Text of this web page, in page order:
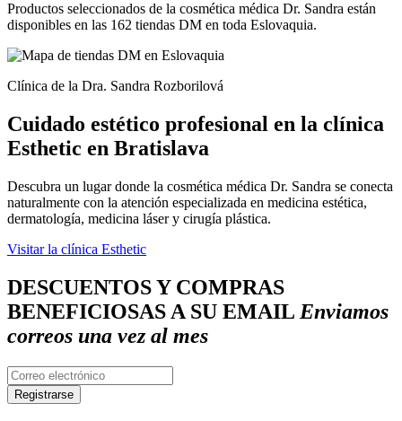
Productos seleccionados de la cosmética médica Dr. Sandra están
disponibles en las 162 tiendas DM en toda Eslovaquia.
Clínica de la Dra. Sandra Rozborilová
Cuidado estético profesional en la clínica
Esthetic en Bratislava
Descubra un lugar donde la cosmética médica Dr. Sandra se conecta
naturalmente con la atención especializada en medicina estética,
dermatología, medicina láser y cirugía plástica.
Visitar la clínica Esthetic
DESCUENTOS Y COMPRAS
BENEFICIOSAS A SU EMAIL Enviamos
correos una vez al mes